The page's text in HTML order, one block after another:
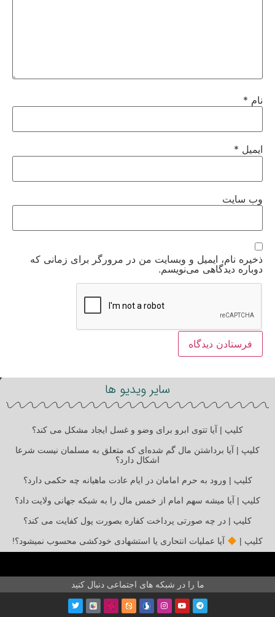
نام *
ایمیل *
وب‌ سایت
ذخیره نام، ایمیل و وبسایت من در مرورگر برای زمانی که
دوباره دیدگاهی می‌نویسم.
سایر ویدیو ها
کلیپ | آیا تتوی ابرو برای وضو و غسل ایجاد مشکل می کند؟
کلیپ | آیا برداشتن مال گم شده‌ای که متعلق به مسلمان نیست شرعا
اشکال دارد؟
کلیپ | ورود به حرم امامان در ایام عادت ماهیانه چه حکمی دارد؟
کلیپ | آیا میشه سهم امام از خمس مال را به شبکه جهانی ولایت داد؟
کلیپ | در چه صورتی پرداخت کفاره بصورت پول کفایت می کند؟
کلیپ | آیا عملیات انتحاری یا استشهادی خودکشی محسوب نمیشود؟!
ما را در شبکه های اجتماعی دنبال کنید